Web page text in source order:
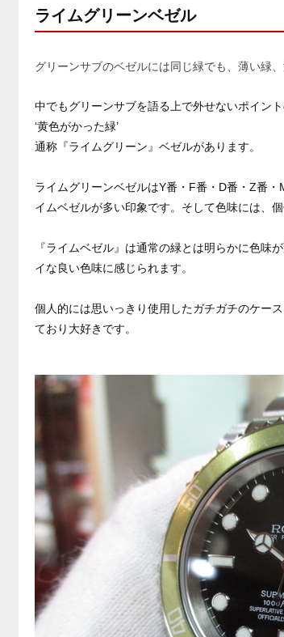
ライムグリーンベゼル
グリーンサブのベゼルには同じ緑でも、薄い緑
中でもグリーンサブを語る上で外せないポイント
‘黄色がかった緑’
通称『ライムグリーン』ベゼルがあります。
ライムグリーンベゼルはY番・F番・D番・Z番
イムベゼルが多い印象です。そして色味には、個
『ライムベゼル』は通常の緑とは明らかに色味
イな良い色味に感じられます。
個人的には思いっきり使用したガチガチのケー
ており大好きです。